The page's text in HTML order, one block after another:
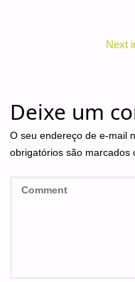
Next
Deixe um
O seu endereço de e-mail
obrigatórios são marcados